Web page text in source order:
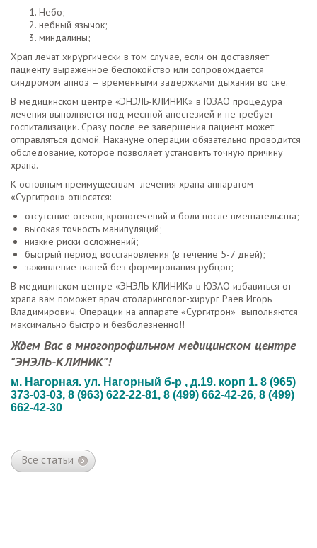
Небо;
небный язычок;
миндалины;
Храп лечат хирургически в том случае, если он доставляет
пациенту выраженное беспокойство или сопровождается
синдромом апноэ — временными задержками дыхания во сне.
В медицинском центре «ЭНЭЛЬ-КЛИНИК» в ЮЗАО процедура
лечения выполняется под местной анестезией и не требует
госпитализации. Сразу после ее завершения пациент может
отправляться домой. Накануне операции обязательно проводится
обследование, которое позволяет установить точную причину
храпа.
К основным преимуществам лечения храпа аппаратом
«Сургитрон» относятся:
отсутствие отеков, кровотечений и боли после вмешательства;
высокая точность манипуляций;
низкие риски осложнений;
быстрый период восстановления (в течение 5-7 дней);
заживление тканей без формирования рубцов;
В медицинском центре «ЭНЭЛЬ-КЛИНИК» в ЮЗАО избавиться от
храпа вам поможет врач отоларинголог-хирург Раев Игорь
Владимирович. Операции на аппарате «Сургитрон» выполняются
максимально быстро и безболезненно!!
Ждем Вас в многопрофильном медицинском центре
"ЭНЭЛЬ-КЛИНИК"!
м. Нагорная. ул. Нагорный б-р , д.19. корп 1. 8 (965)
373-03-03, 8 (963) 622-22-81, 8 (499) 662-42-26, 8 (499)
662-42-30
Все статьи